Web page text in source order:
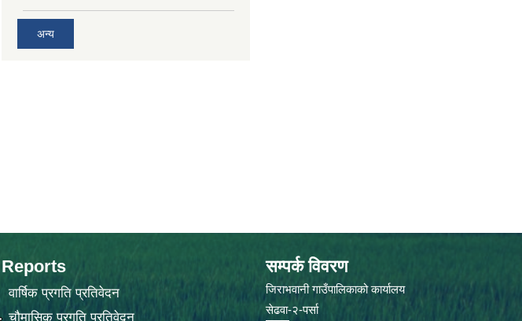
अन्य
Reports
वार्षिक प्रगति प्रतिवेदन
चौमासिक प्रगति प्रतिवेदन
सम्पर्क विवरण
जिराभवानी गाउँपालिकाको कार्यालय
सेढवा-२-पर्सा